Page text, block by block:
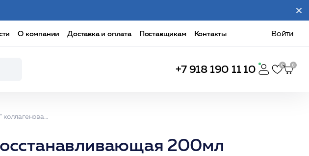
О компании Доставка и оплата Поставщикам Контакты Войти
+7 918 190 11 10
200мл